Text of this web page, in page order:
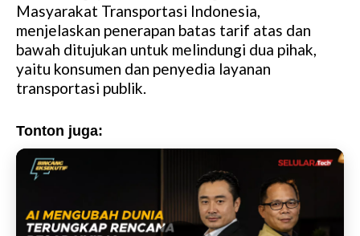
Masyarakat Transportasi Indonesia,
menjelaskan penerapan batas tarif atas dan
bawah ditujukan untuk melindungi dua pihak,
yaitu konsumen dan penyedia layanan
transportasi publik.
Tonton juga: